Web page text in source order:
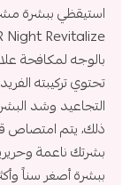
بالوجه لمكافحة
تحتوي تركيبته
التجاعيد وشد
ذلك، يتم امتصاص
بشرتك ناعمة